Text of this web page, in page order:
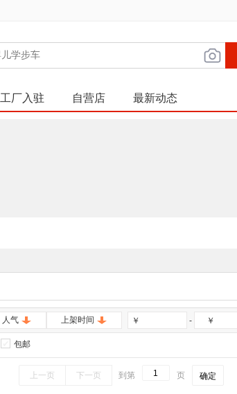
工厂入驻 自营店 最新动态
人气 上架时间 ￥ ￥
-
包邮
上一页 下一页 到第 页 确定